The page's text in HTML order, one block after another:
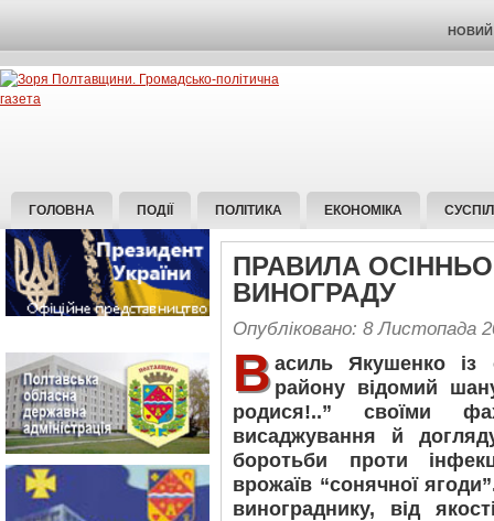
НОВИЙ
ГОЛОВНА ПОДІЇ ПОЛІТИКА ЕКОНОМІКА
ПРАВИЛА
ВИНОГРАДУ
Опубліковано: 8 Листопада
Василь Якушенко із
району відомий
родися!..” своїми
висаджування й
боротьби проти
врожаїв “сонячної
винограднику, від